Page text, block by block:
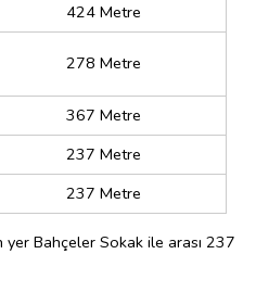
424 Metre
278 Metre
367 Metre
237 Metre
237 Metre
yer Bahçeler Sokak ile arası 237